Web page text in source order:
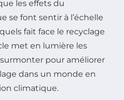
les effets du
se font sentir à l’échelle
fait face le recyclage
met en lumière les
pour améliorer
dans un monde en
climatique.